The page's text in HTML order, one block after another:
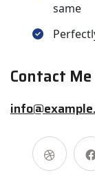
same
Contact Me